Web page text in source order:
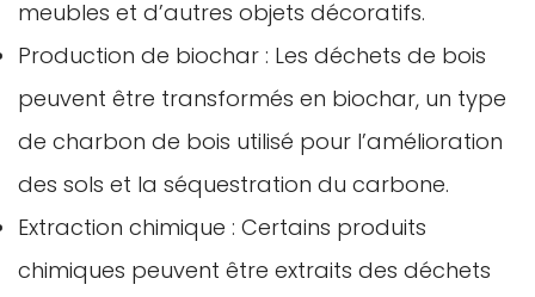
meubles et d’autres objets décoratifs.
Production de biochar : Les déchets de bois
peuvent être transformés en biochar, un type
de charbon de bois utilisé pour l’amélioration
des sols et la séquestration du carbone.
Extraction chimique : Certains produits
chimiques peuvent être extraits des déchets